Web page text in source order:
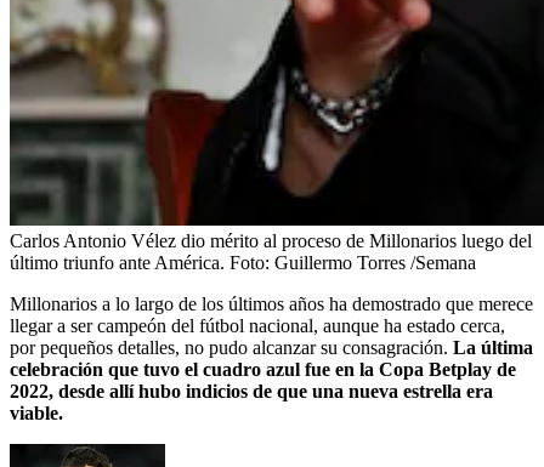
Carlos Antonio Vélez dio mérito al proceso de Millonarios luego del
último triunfo ante América. Foto: Guillermo Torres /Semana
Millonarios a lo largo de los últimos años ha demostrado que merece
llegar a ser campeón del fútbol nacional, aunque ha estado cerca,
por pequeños detalles, no pudo alcanzar su consagración. La última
celebración que tuvo el cuadro azul fue en la Copa Betplay de
2022, desde allí hubo indicios de que una nueva estrella era
viable.